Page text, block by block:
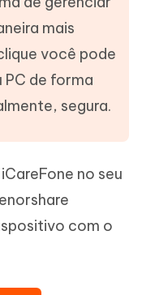
mais
você pode
PC de forma
segura.
no seu
com o